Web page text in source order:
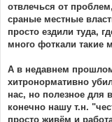
отвлечься от
сраные местные
просто ездили туда,
много фоткали такие
А в недавнем
хитронормативно
нас, но полезное для
конечно нашу т.н.
просто живём и